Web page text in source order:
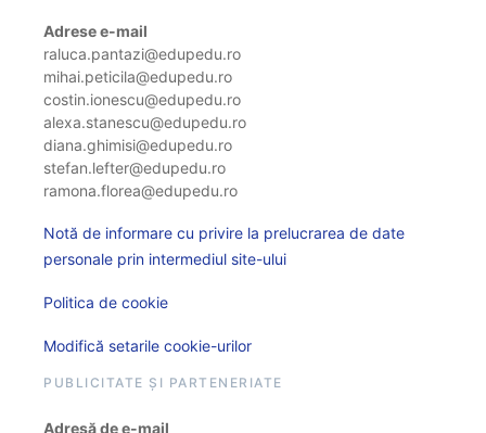
Adrese e-mail
raluca.pantazi@edupedu.ro
mihai.peticila@edupedu.ro
costin.ionescu@edupedu.ro
alexa.stanescu@edupedu.ro
diana.ghimisi@edupedu.ro
stefan.lefter@edupedu.ro
ramona.florea@edupedu.ro
Notă de informare cu privire la prelucrarea de date
personale prin intermediul site-ului
Politica de cookie
Modifică setarile cookie-urilor
PUBLICITATE ȘI PARTENERIATE
Adresă de e-mail